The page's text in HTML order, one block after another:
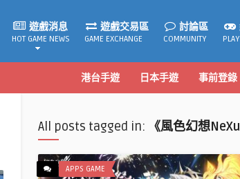
遊戲消息
HOT GAME NEWS
遊戲交易區
GAME EXCHANGE
討論區
COMMUNITY
港台手遊 日本手遊 事前登錄
All posts tagged in: 《風色幻想
APPS GAME